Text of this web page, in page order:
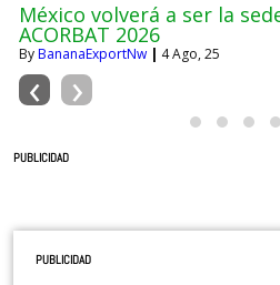
México volverá a ser la
ACORBAT 2026
ByBananaExportNw | 4Ago, 25
‹ ›
PUBLICIDAD
PUBLICIDAD